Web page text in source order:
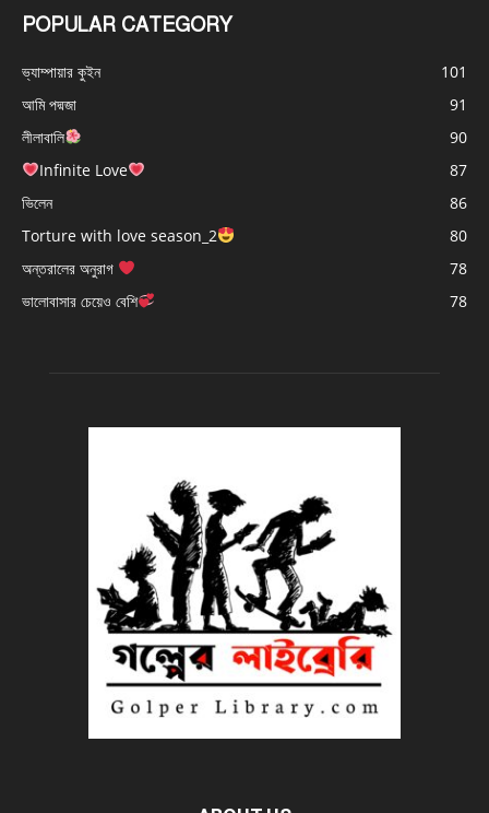
POPULAR CATEGORY
ভ্যাম্পায়ার কুইন
101
আমি পদ্মজা
91
লীলাবালি
90
Infinite Love
87
ভিলেন
86
Torture with love season_2
80
অন্তরালের অনুরাগ
78
ভালোবাসার চেয়েও বেশি
78